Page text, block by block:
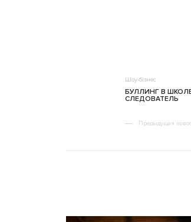
Шоу-бізнес
БУЛЛИНГ В
СЛЕДОВАТЕЛЬ
Предыдущая